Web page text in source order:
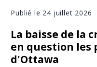
Publié le 24 juillet 2026
La baisse de la
en question les
d'Ottawa